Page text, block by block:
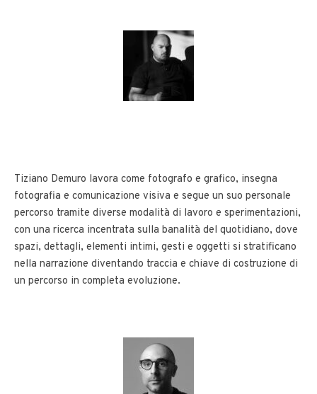
Tiziano Demuro lavora come fotografo e grafico, insegna
fotografia e comunicazione visiva e segue un suo personale
percorso tramite diverse modalità di lavoro e sperimentazioni,
con una ricerca incentrata sulla banalità del quotidiano, dove
spazi, dettagli, elementi intimi, gesti e oggetti si stratificano
nella narrazione diventando traccia e chiave di costruzione di
un percorso in completa evoluzione.